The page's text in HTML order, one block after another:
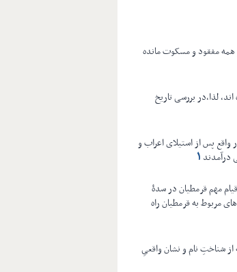
همه مفقود و مسکوت مانده
لذا،در بررسی تاریخ
واقع پس از استیلای اعراب و
درآمدند ۱
مهم قرمطیان در سدۀ
مربوط به قرمطیان راه
شناختِ نام و نشان واقعیِ